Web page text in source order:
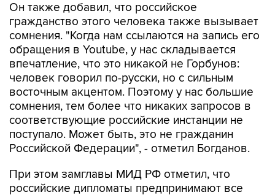
Он также добавил, что российское
гражданство этого человека также вызывает
сомнения. "Когда нам ссылаются на запись его
обращения в Youtube, у нас складывается
впечатление, что это никакой не Горбунов:
человек говорил по-русски, но с сильным
восточным акцентом. Поэтому у нас большие
сомнения, тем более что никаких запросов в
соответствующие российские инстанции не
поступало. Может быть, это не гражданин
Российской Федерации", - отметил Богданов.
При этом замглавы МИД РФ отметил, что
российские дипломаты предпринимают все